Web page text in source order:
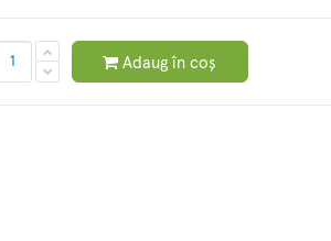
Adaug în coș